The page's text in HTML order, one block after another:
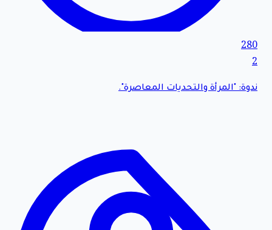
280
2
ندوة: "المرأة والتحديات المعاصرة".